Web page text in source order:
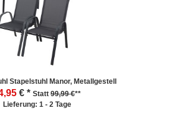
Stapelstuhl Manor, Metallgestell
€ * Statt 99,99 €**
Lieferung: 1 - 2 Tage